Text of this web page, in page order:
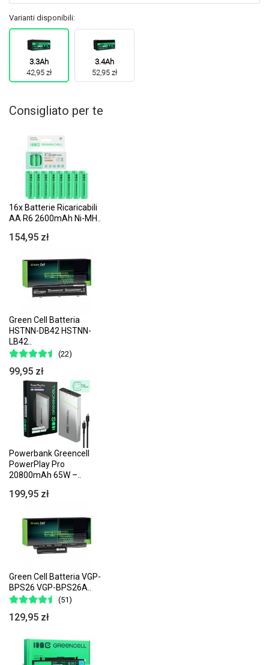
Varianti disponibili:
3.3Ah
42,95 zł
3.4Ah
52,95 zł
Consigliato per te
16x Batterie Ricaricabili
AA R6 2600mAh Ni-MH..
154,95 zł
Green Cell Batteria
HSTNN-DB42 HSTNN-
LB42..
(22)
99,95 zł
Powerbank Greencell
PowerPlay Pro
20800mAh 65W –..
199,95 zł
Green Cell Batteria VGP-
BPS26 VGP-BPS26A..
(51)
129,95 zł